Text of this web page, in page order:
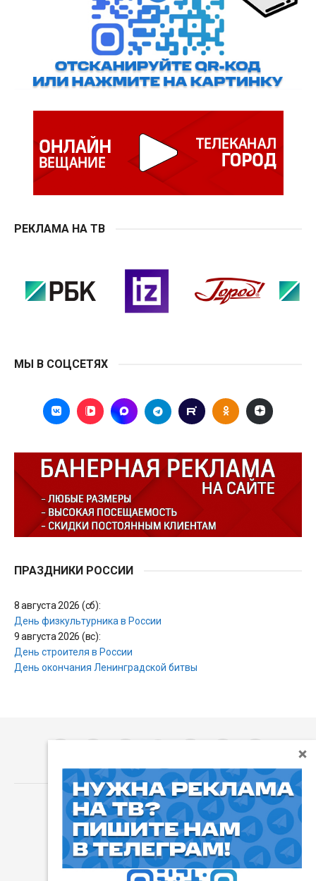
РЕКЛАМА НА ТВ
МЫ В СОЦСЕТЯХ
ПРАЗДНИКИ РОССИИ
8 августа 2026 (сб):
День физкультурника в России
9 августа 2026 (вс):
День строителя в России
День окончания Ленинградской битвы